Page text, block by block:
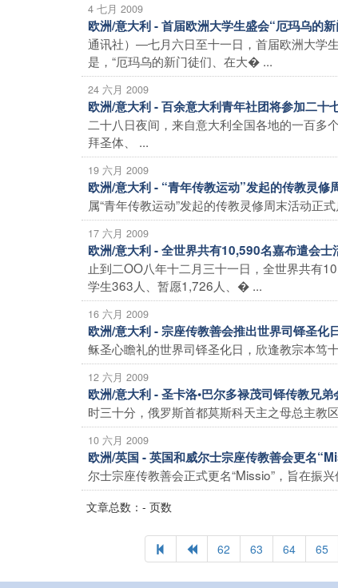
4 七月 2009
欧洲/意大利 - 首届欧洲大学生盛会“厄玛乌的
通讯社）―七月六日至十一日，首届欧洲大学
是，“厄玛乌的新门徒们、在大� ...
24 六月 2009
欧洲/意大利 - 百余意大利青年社团将参加二十
二十八日夜间，来自意大利全国各地的一百
拜圣体、 ...
19 六月 2009
欧洲/意大利 - “青年传教运动”发起的传教灵修
属“青年传教运动”发起的传教灵修周末活动
17 六月 2009
欧洲/意大利 - 全世界共有10,590名嘉布遣会
止到二OO八年十二月三十一日，全世界共有
学生363人、暂愿1,726人、� ...
16 六月 2009
欧洲/意大利 - 宗座传教善会推出世界司铎圣化
稣圣心瞻礼的世界司铎圣化日，欣逢教宗本笃
12 六月 2009
欧洲/意大利 - 圣卡洛•巴尔多禄茂司铎传教兄
时三十分，俄罗斯首都莫斯科天主之母总主教
10 六月 2009
欧洲/英国 - 英国和威尔士宗座传教善会更名
尔士宗座传教善会正式更名“Missio”，旨在振
文章总数：- 页数
62 63 64 65